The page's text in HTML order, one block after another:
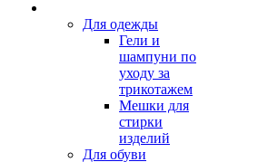
Для одежды
Гели и
шампуни по
уходу за
трикотажем
Мешки для
стирки
изделий
Для обуви